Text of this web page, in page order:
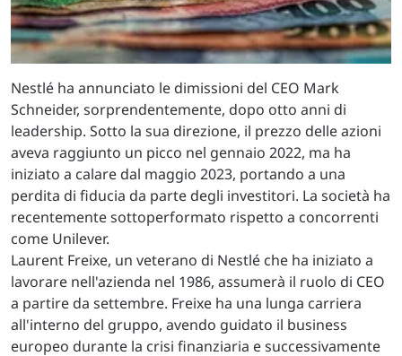
Nestlé ha annunciato le dimissioni del CEO Mark
Schneider, sorprendentemente, dopo otto anni di
leadership. Sotto la sua direzione, il prezzo delle azioni
aveva raggiunto un picco nel gennaio 2022, ma ha
iniziato a calare dal maggio 2023, portando a una
perdita di fiducia da parte degli investitori. La società ha
recentemente sottoperformato rispetto a concorrenti
come Unilever.
Laurent Freixe, un veterano di Nestlé che ha iniziato a
lavorare nell'azienda nel 1986, assumerà il ruolo di CEO
a partire da settembre. Freixe ha una lunga carriera
all'interno del gruppo, avendo guidato il business
europeo durante la crisi finanziaria e successivamente